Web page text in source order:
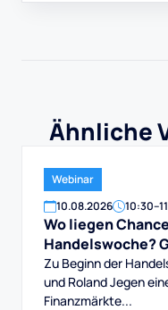
Ähnliche
Webinar
10.08.2026 10:30–
Wo liegen
Handelswoche?
DAX, Dow, Gold
Zu Beginn der
und Roland Jegen
Finanzmärkte...